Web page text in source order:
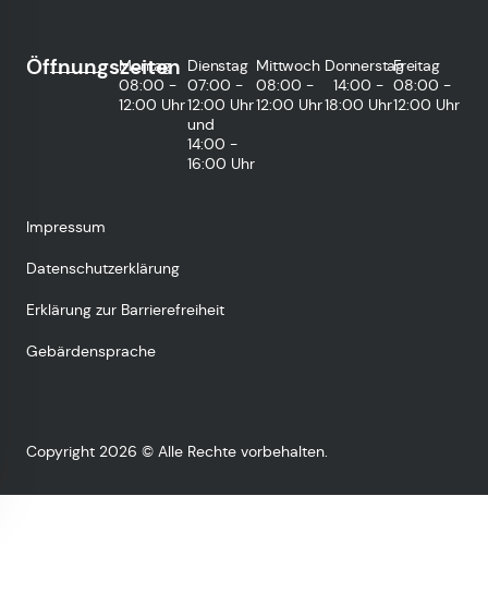
Öffnungszeiten
Montag
08:00 -
12:00 Uhr
Dienstag
07:00 -
12:00 Uhr
und
14:00 -
16:00 Uhr
Mittwoch
08:00 -
12:00 Uhr
Donnerstag
14:00 -
18:00 Uhr
Freitag
08:00 -
12:00 Uhr
Impressum
Datenschutzerklärung
Erklärung zur Barrierefreiheit
Gebärdensprache
Copyright 2026 © Alle Rechte vorbehalten.